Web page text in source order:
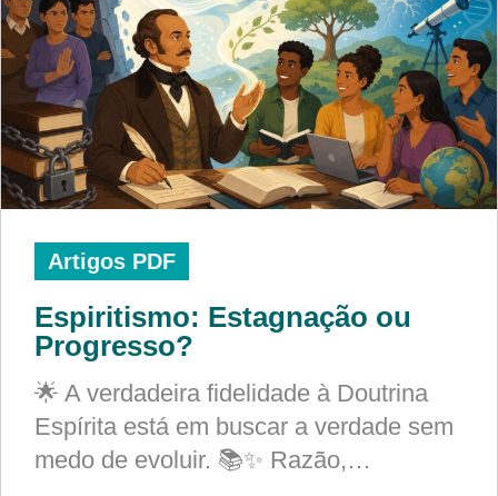
Artigos PDF
Espiritismo: Estagnação ou
Progresso?
🌟 A verdadeira fidelidade à Doutrina
Espírita está em buscar a verdade sem
medo de evoluir. 📚✨ Razão,…